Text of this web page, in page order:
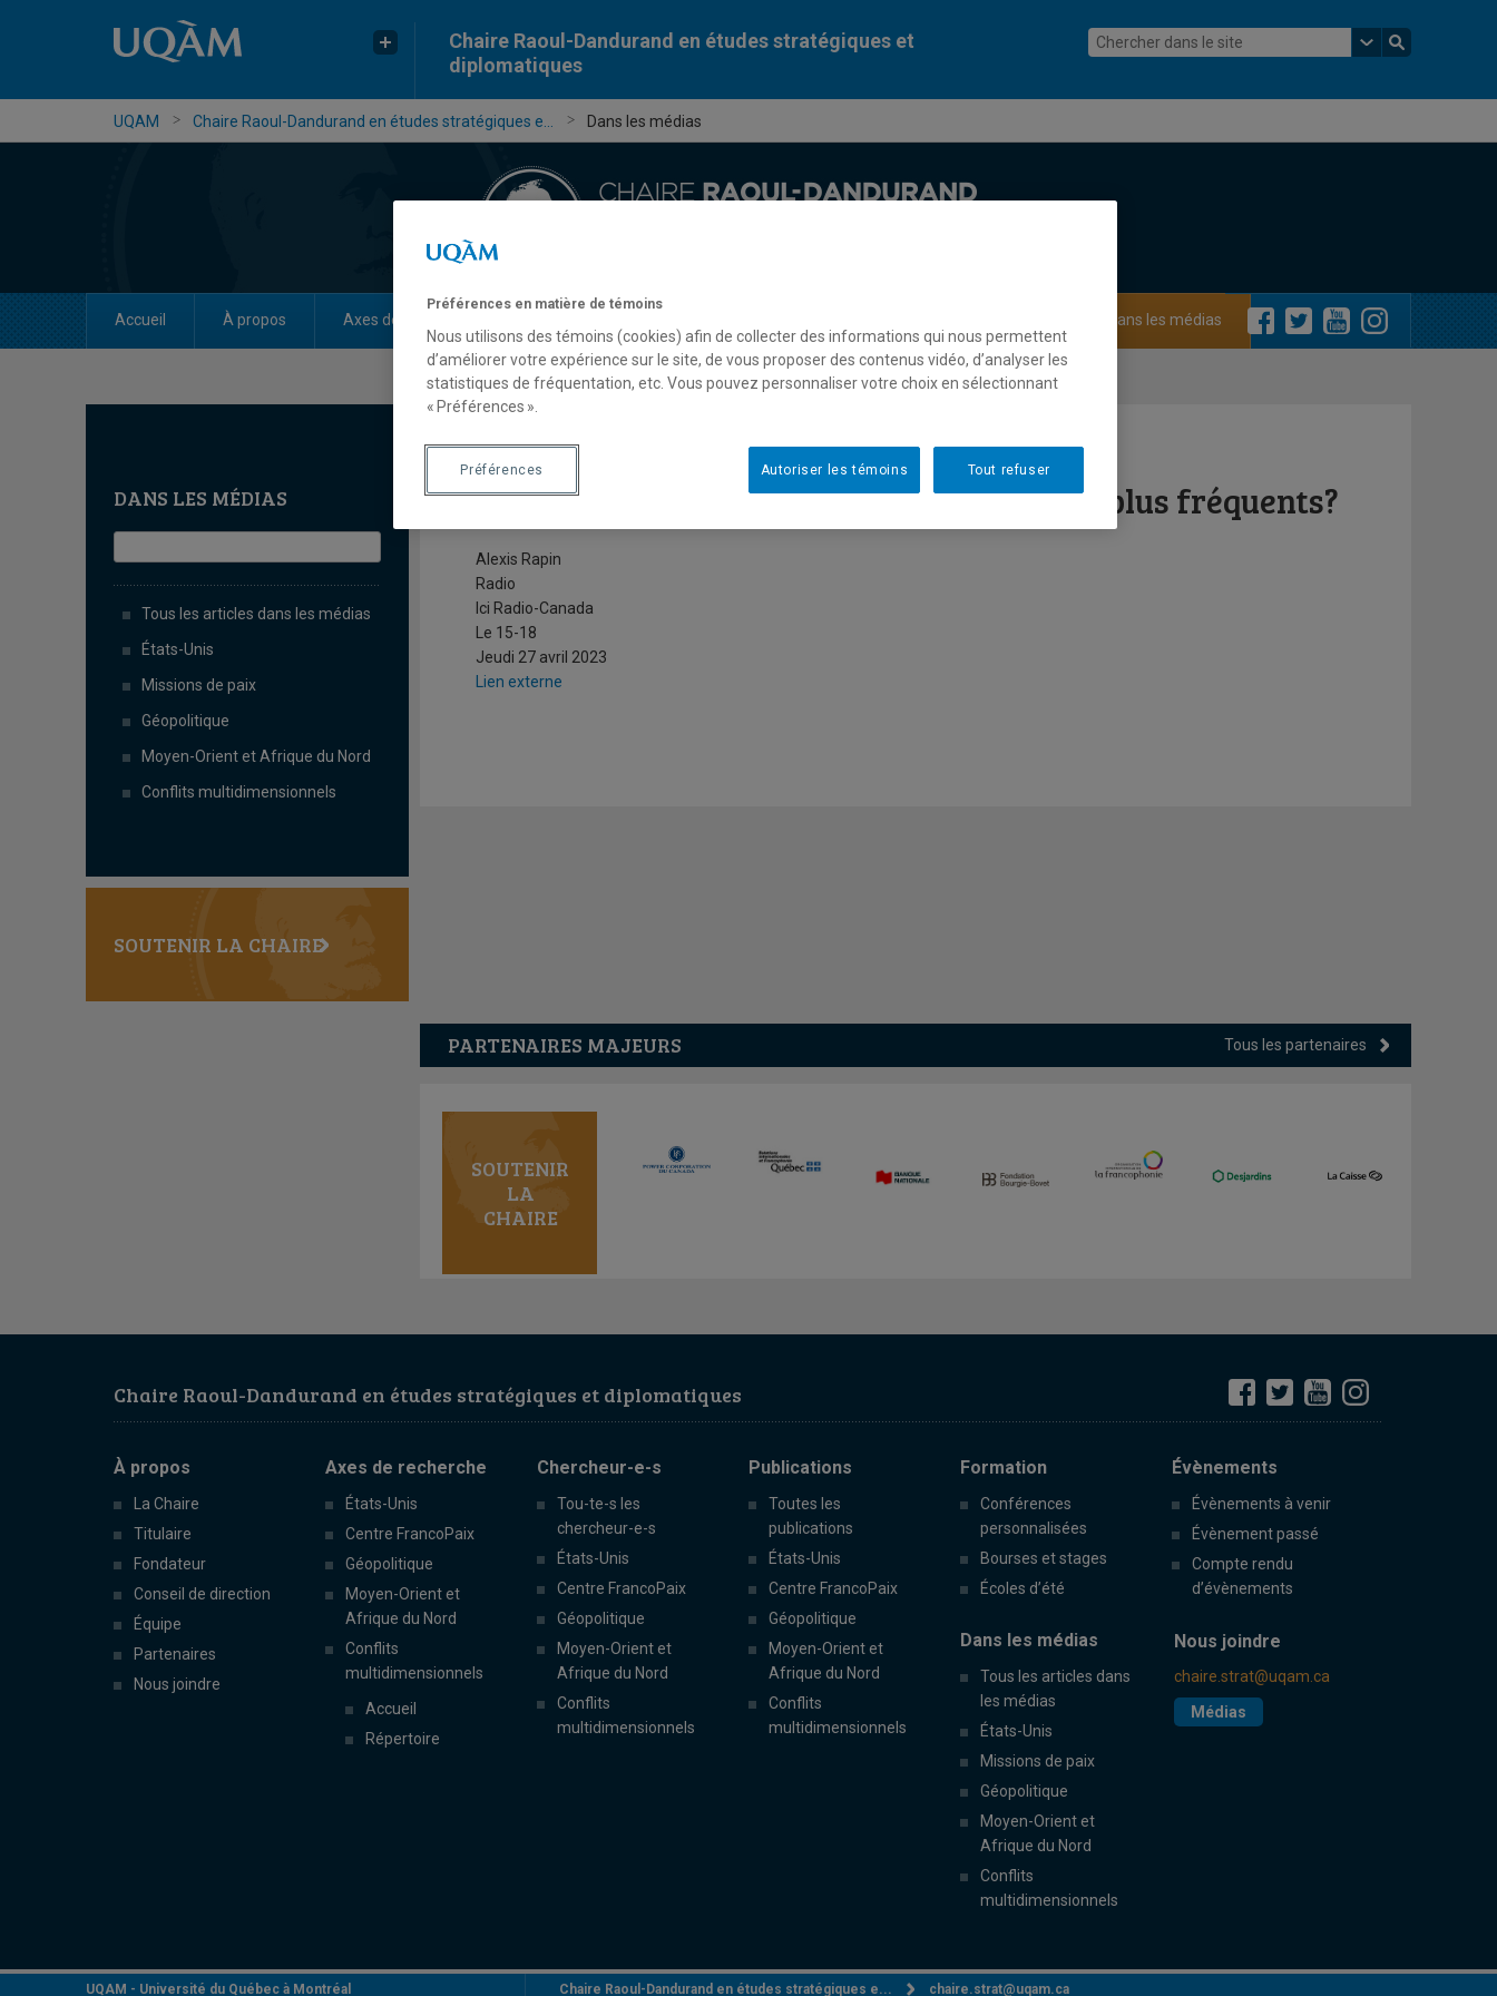
Chaire Raoul-Dandurand en études stratégiques et
diplomatiques
UQAM Chaire Raoul-Dandurand en études stratégiques e... Dans les médias
Accueil À propos Axes de recherche Dans les médias
DANS LES MÉDIAS
Tous les articles dans les médias
États-Unis
Missions de paix
Géopolitique
Moyen-Orient et Afrique du Nord
Conflits multidimensionnels
SOUTENIR LA CHAIRE
Quels sont les types de cyber incidents les plus fréquents?
Alexis Rapin
Radio
Ici Radio-Canada
Le 15-18
Jeudi 27 avril 2023
Lien externe
PARTENAIRES MAJEURS Tous les partenaires
SOUTENIR
LA
CHAIRE
Chaire Raoul-Dandurand en études stratégiques et diplomatiques
À propos
La Chaire
Titulaire
Fondateur
Conseil de direction
Équipe
Partenaires
Nous joindre
Axes de recherche
États-Unis
Centre FrancoPaix
Géopolitique
Moyen-Orient et
Afrique du Nord
Conflits
multidimensionnels
Accueil
Répertoire
Chercheur-e-s
Tou-te-s les
chercheur-e-s
États-Unis
Centre FrancoPaix
Géopolitique
Moyen-Orient et
Afrique du Nord
Conflits
multidimensionnels
Publications
Toutes les
publications
États-Unis
Centre FrancoPaix
Géopolitique
Moyen-Orient et
Afrique du Nord
Conflits
multidimensionnels
Formation
Conférences
personnalisées
Bourses et stages
Écoles d’été
Évènements
Évènements à venir
Évènement passé
Compte rendu
d’évènements
Dans les médias
Tous les articles dans
les médias
États-Unis
Missions de paix
Géopolitique
Moyen-Orient et
Afrique du Nord
Conflits
multidimensionnels
Nous joindre
chaire.strat@uqam.ca
Médias
UQAM - Université du Québec à Montréal Chaire Raoul-Dandurand en études stratégiques e... chaire.strat@uqam.ca
Préférences en matière de témoins
Nous utilisons des témoins (cookies) afin de collecter des informations qui nous permettent
d’améliorer votre expérience sur le site, de vous proposer des contenus vidéo, d’analyser les
statistiques de fréquentation, etc. Vous pouvez personnaliser votre choix en sélectionnant
« Préférences ».
Tout refuser
Autoriser les témoins
Préférences